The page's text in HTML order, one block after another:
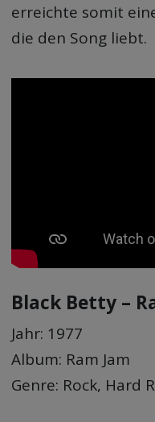
erreichte somit
die den Song liebt.
Black Betty –
Jahr: 1977
Album: Ram Jam
Genre: Rock, Hard